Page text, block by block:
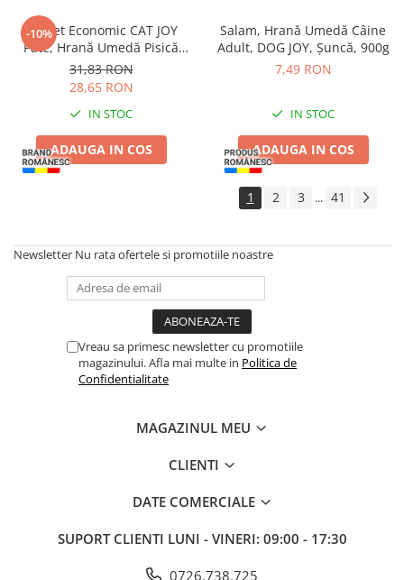
-10%
Pachet Economic CAT JOY
Pate, Hrană Umedă Pisică
Adult, Pește, 16x100g
31,83 RON
28,65 RON
IN STOC
ADAUGA IN COS
Salam, Hrană Umedă Câine
Adult, DOG JOY, Șuncă, 900g
7,49 RON
IN STOC
ADAUGA IN COS
1 2 3 ... 41
Newsletter Nu rata ofertele si promotiile noastre
Vreau sa primesc newsletter cu promotiile
magazinului. Afla mai multe in Politica de
Confidentialitate
MAGAZINUL MEU
CLIENTI
DATE COMERCIALE
SUPORT CLIENTI LUNI - VINERI: 09:00 - 17:30
0726.738.725